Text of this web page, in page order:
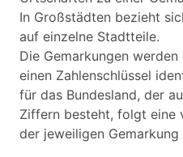
In Großstädten bezieht
auf einzelne Stadtteile.
Die Gemarkungen
einen Zahlenschlüssel
für das Bundesland, der
Ziffern besteht, folgt eine
der jeweiligen